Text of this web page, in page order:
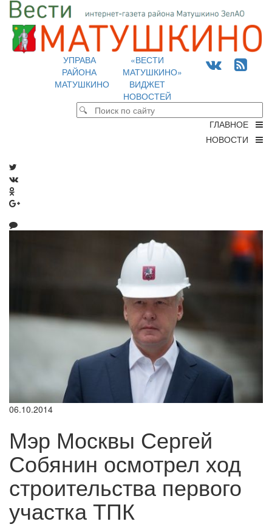
УПРАВА
РАЙОНА
МАТУШКИНО
«ВЕСТИ
МАТУШКИНО»
ВИДЖЕТ
НОВОСТЕЙ
ГЛАВНОЕ
НОВОСТИ
06.10.2014
Мэр Москвы Сергей
Собянин осмотрел ход
строительства первого
участка ТПК